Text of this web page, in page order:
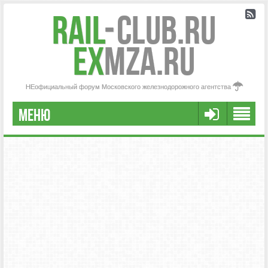
Rail-Club.RU
exMZA.RU
НЕофициальный форум Московского железнодорожного агентства
МЕНЮ
РЕГИСТРАЦИЯ